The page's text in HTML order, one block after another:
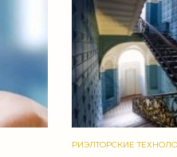
РИЭЛТОРСКИЕ